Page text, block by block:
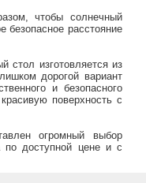
чтобы солнечный
безопасное расстояние
стол изготовляется из
дорогой вариант
и безопасного
поверхность с
огромный выбор
доступной цене и с